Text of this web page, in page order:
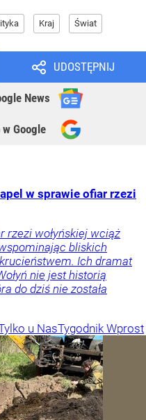
Kraj Świat
UDOSTĘPNIJ
News
w Google
w sprawie ofiar rzezi
rzezi wołyńskiej wciąż
bliskich
Ich dramat
nie jest historią
do dziś nie została
u NasTygodnik Wprost